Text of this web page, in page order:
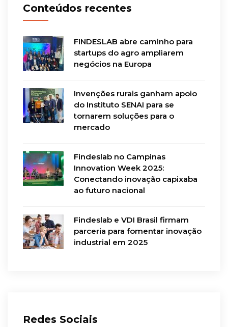
Conteúdos recentes
FINDESLAB abre caminho para
startups do agro ampliarem
negócios na Europa
Invenções rurais ganham apoio
do Instituto SENAI para se
tornarem soluções para o
mercado
Findeslab no Campinas
Innovation Week 2025:
Conectando inovação capixaba
ao futuro nacional
Findeslab e VDI Brasil firmam
parceria para fomentar inovação
industrial em 2025
Redes Sociais